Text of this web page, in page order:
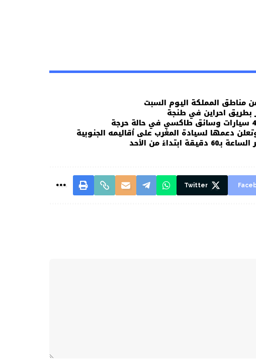
مناطق المملكة اليوم السبت
بطريق احراين في طنجة
دعمها لسيادة المغرب على أقاليمه الجنوبية
من الأحد
Twitter